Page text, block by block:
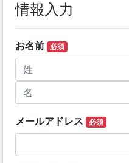
情報入力
お名前 必須
メールアドレス 必須